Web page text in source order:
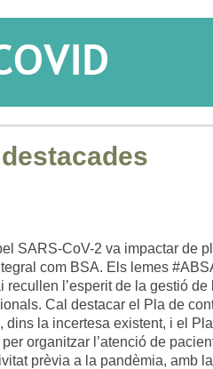
SARS-CoV-2 va impactar de
com BSA. Els lemes
recullen l’esperit de la gestió
Cal destacar el Pla de
dins la incertesa existent, i el
organitzar l’atenció de
prèvia a la pandèmia, amb